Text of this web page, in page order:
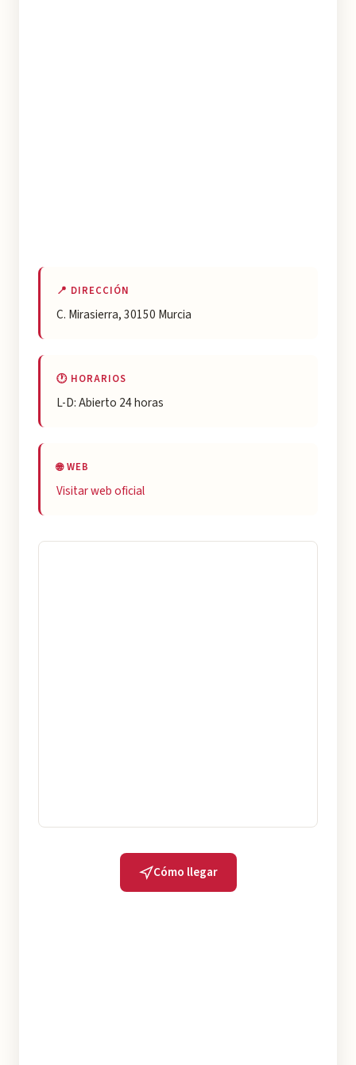
📍 DIRECCIÓN
C. Mirasierra, 30150 Murcia
🕐 HORARIOS
L-D: Abierto 24 horas
🌐 WEB
Visitar web oficial
Cómo llegar